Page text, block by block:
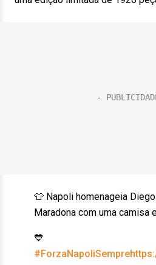
👕 Napoli homenageia
Maradona com uma camisa
💙
#ForzaNapoliSempre